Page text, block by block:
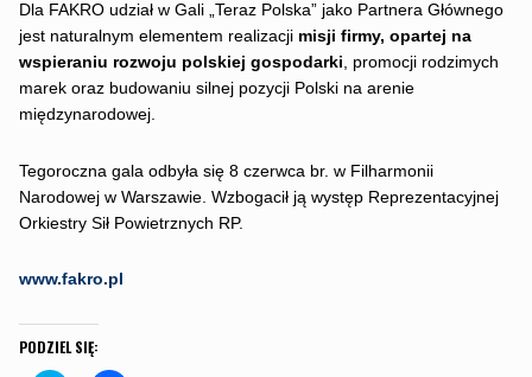
Dla FAKRO udział w Gali „Teraz Polska” jako Partnera Głównego
jest naturalnym elementem realizacji misji firmy, opartej na
wspieraniu rozwoju polskiej gospodarki, promocji rodzimych
marek oraz budowaniu silnej pozycji Polski na arenie
międzynarodowej.
Tegoroczna gala odbyła się 8 czerwca br. w Filharmonii
Narodowej w Warszawie. Wzbogacił ją występ Reprezentacyjnej
Orkiestry Sił Powietrznych RP.
www.fakro.pl
PODZIEL SIĘ: